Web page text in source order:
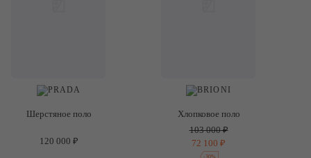
Шерстяное поло
120 000 ₽
Хлопковое поло
103 000 ₽
72 100 ₽